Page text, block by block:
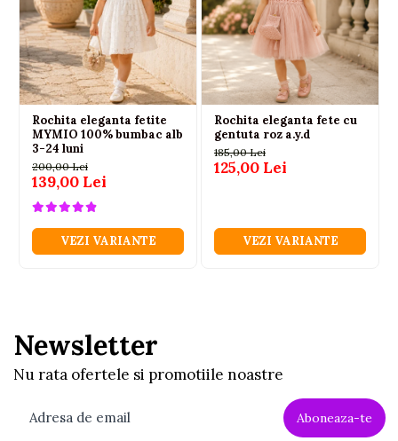
Rochita eleganta fetite
MYMIO 100% bumbac alb
3-24 luni
200,00 Lei
139,00 Lei
VEZI VARIANTE
Rochita eleganta fete cu
gentuta roz a.y.d
185,00 Lei
125,00 Lei
VEZI VARIANTE
Newsletter
Nu rata ofertele si promotiile noastre